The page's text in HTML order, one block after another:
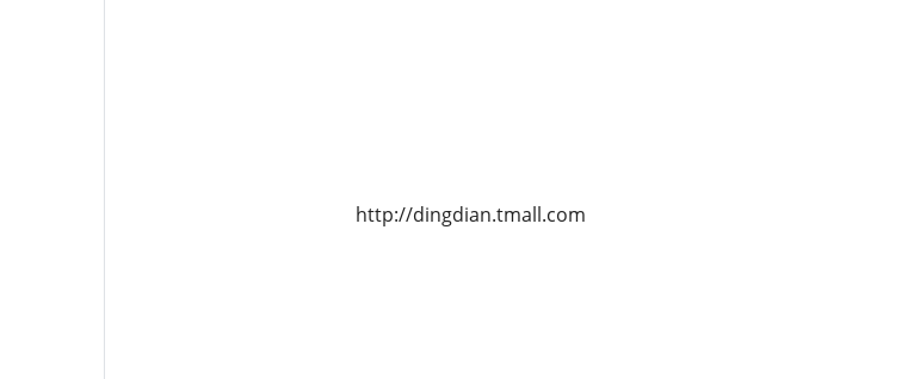
http://dingdian.tmall.com